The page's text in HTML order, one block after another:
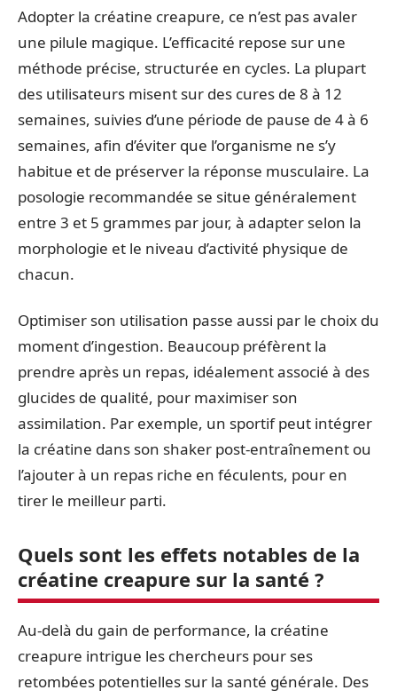
Adopter la créatine creapure, ce n’est pas avaler
une pilule magique. L’efficacité repose sur une
méthode précise, structurée en cycles. La plupart
des utilisateurs misent sur des cures de 8 à 12
semaines, suivies d’une période de pause de 4 à 6
semaines, afin d’éviter que l’organisme ne s’y
habitue et de préserver la réponse musculaire. La
posologie recommandée se situe généralement
entre 3 et 5 grammes par jour, à adapter selon la
morphologie et le niveau d’activité physique de
chacun.
Optimiser son utilisation passe aussi par le choix du
moment d’ingestion. Beaucoup préfèrent la
prendre après un repas, idéalement associé à des
glucides de qualité, pour maximiser son
assimilation. Par exemple, un sportif peut intégrer
la créatine dans son shaker post-entraînement ou
l’ajouter à un repas riche en féculents, pour en
tirer le meilleur parti.
Quels sont les effets notables de la
créatine creapure sur la santé ?
Au-delà du gain de performance, la créatine
creapure intrigue les chercheurs pour ses
retombées potentielles sur la santé générale. Des